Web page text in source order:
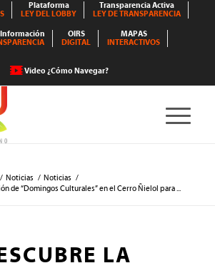
Plataforma
LEY DEL LOBBY
Transparencia Activa
LEY DE TRANSPARENCIA
OIRS
DIGITAL
MAPAS
INTERACTIVOS
Video ¿Cómo Navegar?
/ Noticias / Noticias /
de “Domingos Culturales” en el Cerro Ñielol para ...
LA